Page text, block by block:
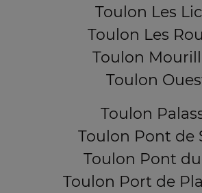
Toulon Les
Toulon Les
Toulon
Toulon
Toulon
Toulon Pont de
Toulon Pont du
Toulon Port de